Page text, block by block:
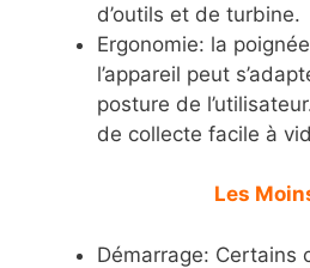
d’outils et de turbine.
Ergonomie: la
l’appareil peut
posture de
de collecte facile à
Les
Démarrage: Certains